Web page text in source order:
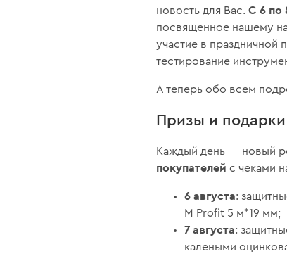
новость для Вас.C 6 по
посвященное нашему
участие в
тестирование
А теперь обо всем
Призы и подарки
Каждый день — новый
покупателей с чеками
6 августа:
M Profit 5 м*19 мм;
7 августа:
калеными